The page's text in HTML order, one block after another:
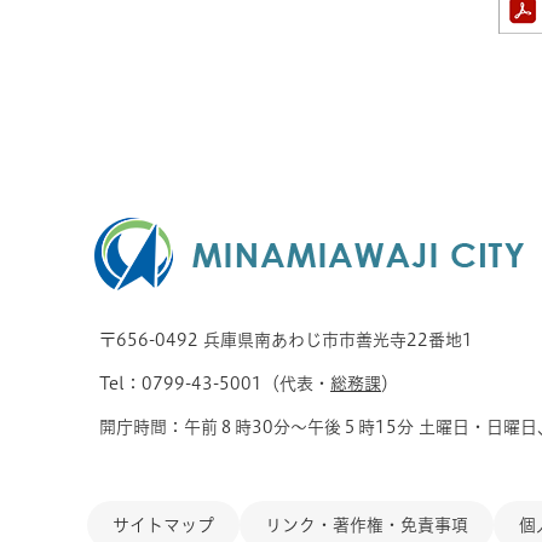
〒656-0492 兵庫県南あわじ市市善光寺22番地1
Tel：0799-43-5001（代表・ 総務課）
開庁時間：午前８時30分～午後５時15分 土曜日・日曜
サイトマップ リンク・著作権・免責事項 個